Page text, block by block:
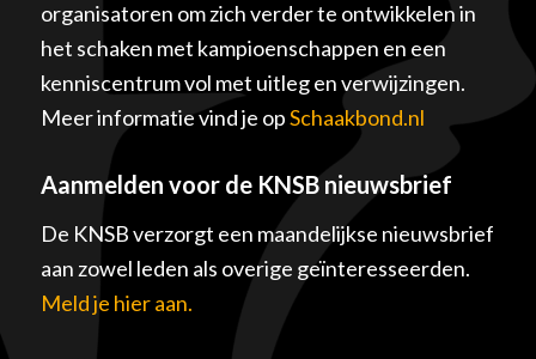
organisatoren om zich verder te ontwikkelen in
het schaken met kampioenschappen en een
kenniscentrum vol met uitleg en verwijzingen.
Meer informatie vind je opSchaakbond.nl
Aanmelden voor de KNSB nieuwsbrief
De KNSB verzorgt een maandelijkse nieuwsbrief
aan zowel leden als overige geïnteresseerden.
Meld je hier aan.